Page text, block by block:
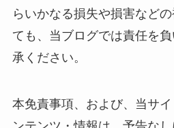
らいかなる損失や損害など
ても、当ブログでは責任を
承ください。
本免責事項、および、当サ